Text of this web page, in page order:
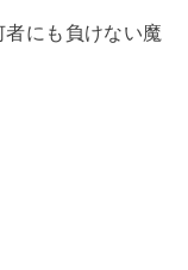
者にも負けない魔